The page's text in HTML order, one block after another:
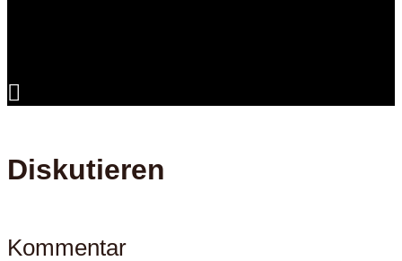
Diskutieren
Kommentar